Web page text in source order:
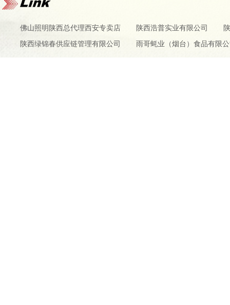
佛山照明陕西总代理西安专卖店 陕西浩普实业有限公司
陕西绿锦春供应链管理有限公司 雨哥蚝业（烟台）食品有限